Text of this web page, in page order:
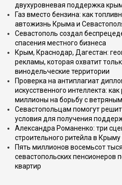
двухуровневая поддержка
Газ вместо бензина: как
автожизнь Крыма и
Севастополь создал
спасения местного бизнеса
Крым, Краснодар, Дагестан:
рекламы, которая охватит
винодельческие территории
Проверка на антиплагиат
искусственного интеллекта:
миллионы на борьбу с
Севастопольцам помогут
условия для получения
Александра Романенко: три
строительного ритейла в Крыму
Пять миллионов восемьсот
севастопольских пенсионеров
квартир